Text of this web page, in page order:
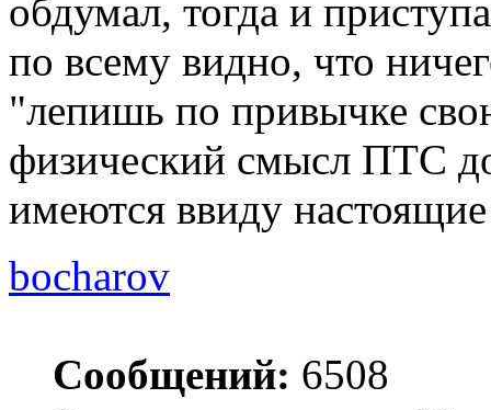
обдумал, тогда и
по всему видно, что
"лепишь по привычке
физический смысл ПТС
имеются ввиду
bocharov
Сообщений: 6508